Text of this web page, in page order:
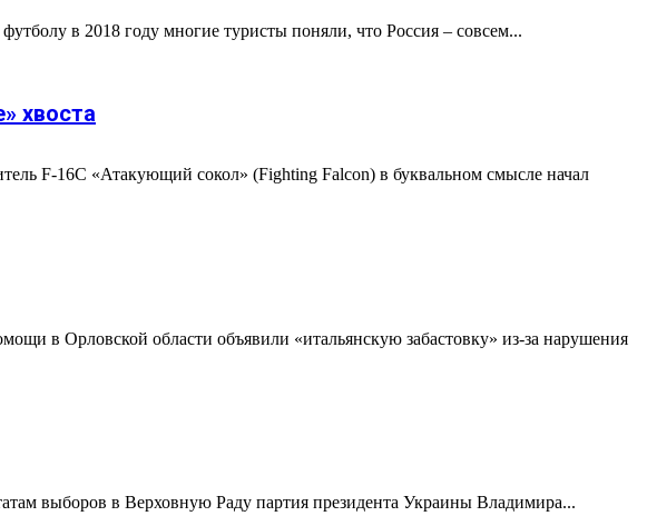
в 2018 году многие туристы поняли, что Россия – совсем...
хвоста
F-16C «Атакующий сокол» (Fighting Falcon) в буквальном смысле начал
в Орловской области объявили «итальянскую забастовку» из-за нарушения
выборов в Верховную Раду партия президента Украины Владимира...